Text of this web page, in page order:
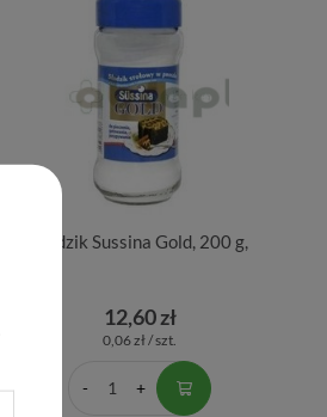
Słodzik Sussina Gold, 200 g,
12,60 zł
0,06 zł / szt.